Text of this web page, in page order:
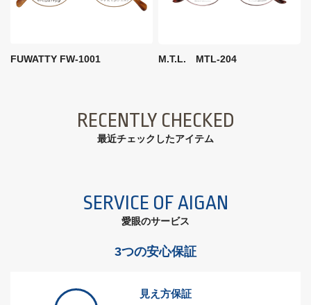
FUWATTY FW-1001 M.T.L. MTL-204
RECENTLY CHECKED
最近チェックしたアイテム
SERVICE OF AIGAN
愛眼のサービス
3つの安心保証
見え方保証